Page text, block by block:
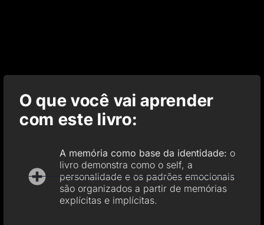
O que você vai aprender
com este livro:
A memória como base da identidade: o
livro demonstra como o self, a
personalidade e os padrões emocionais
são organizados a partir de memórias
explícitas e implícitas.